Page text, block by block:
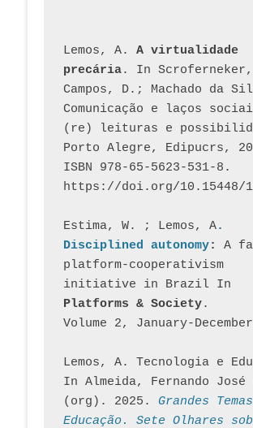
Lemos, A. A virtualidade
precária. In
Campos, D.; Machado da
Comunicação e laços
(re) leituras e
Porto Alegre, Edipucrs,
ISBN 978-65-5623-531-8.
https://doi.org/10.15448/
Estima, W. ; Lemos, A.
Disciplined autonomy: A
platform-cooperativism
initiative in Brazil In
Platforms & Society.
Volume 2, January-
Lemos, A. Tecnologia e
In Almeida, Fernando José
(org). 2025. Grandes
Educação. Sete Olhares